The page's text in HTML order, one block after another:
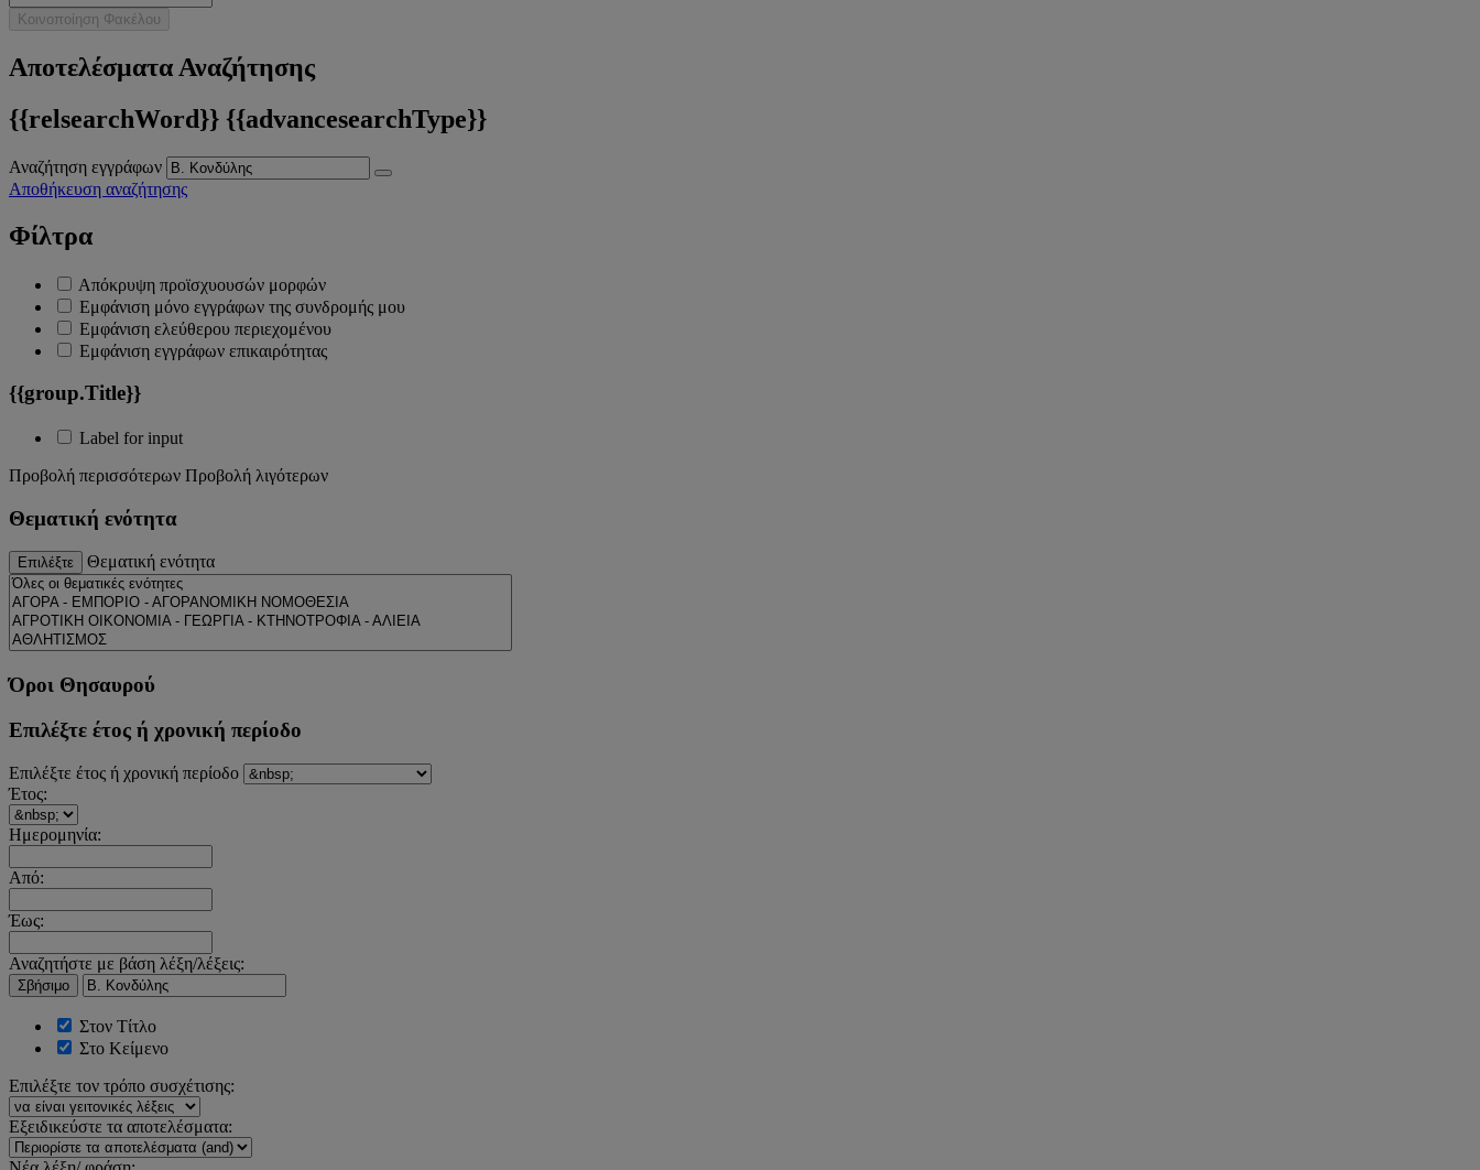
Κοινοποίηση Φακέλου
Αποτελέσματα Αναζήτησης
{{relsearchWord}} {{advancesearchType}}
Αναζήτηση εγγράφων
Αποθήκευση αναζήτησης
Φίλτρα
Απόκρυψη προϊσχυουσών μορφών
Εμφάνιση μόνο εγγράφων της συνδρομής μου
Εμφάνιση ελεύθερου περιεχομένου
Εμφάνιση εγγράφων επικαιρότητας
{{group.Title}}
Label for input
Προβολή περισσότερων Προβολή λιγότερων
Θεματική ενότητα
Επιλέξτε Θεματική ενότητα
Όροι Θησαυρού
Επιλέξτε έτος ή χρονική περίοδο
Επιλέξτε έτος ή χρονική περίοδο
Έτος:
Ημερομηνία:
Από:
Έως:
Αναζητήστε με βάση λέξη/λέξεις:
Σβήσιμο
Στον Τίτλο
Στο Κείμενο
Επιλέξτε τον τρόπο συσχέτισης:
Εξειδικεύστε τα αποτελέσματα: